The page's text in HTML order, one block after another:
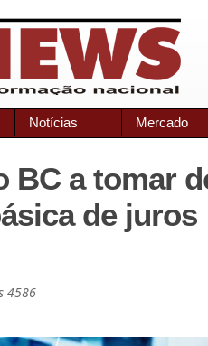
Notícias Mercado
BC a tomar
de juros
4586